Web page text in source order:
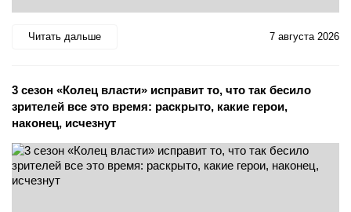
Читать дальше 7 августа 2026
3 сезон «Колец власти» исправит то, что так бесило
зрителей все это время: раскрыто, какие герои,
наконец, исчезнут